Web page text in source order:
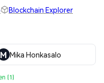
Blockchain Explorer
M Mika Honkasalo
(1)